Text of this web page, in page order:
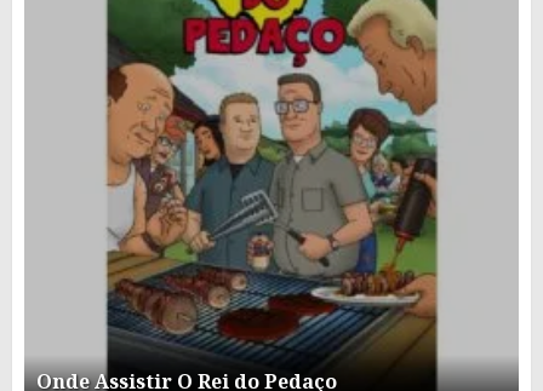
Onde Assistir O Rei do Pedaço